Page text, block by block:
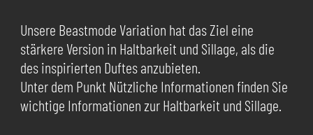
Unsere Beastmode Variation hat das Ziel eine
stärkere Version in Haltbarkeit und Sillage, als die
des inspirierten Duftes anzubieten.
Unter dem Punkt Nützliche Informationen finden Sie
wichtige Informationen zur Haltbarkeit und Sillage.